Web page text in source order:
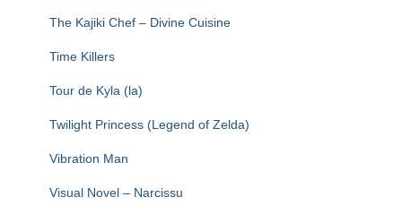
The Kajiki Chef – Divine Cuisine
Time Killers
Tour de Kyla (la)
Twilight Princess (Legend of Zelda)
Vibration Man
Visual Novel – Narcissu